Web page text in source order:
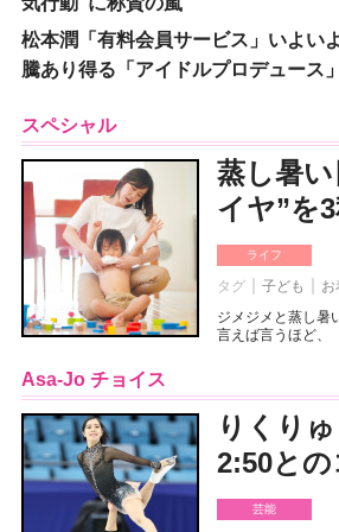
松本潤「有料会員サービス」いよ
騰あり得る「アイドルプロデュース
スペシャル
蒸し暑
イヤ”を
ライフ
タグ 子ども
お
ジメジメと蒸し暑
言えば言うほど、
Asa-Jo チョイス
りくり
2:50と
芸能